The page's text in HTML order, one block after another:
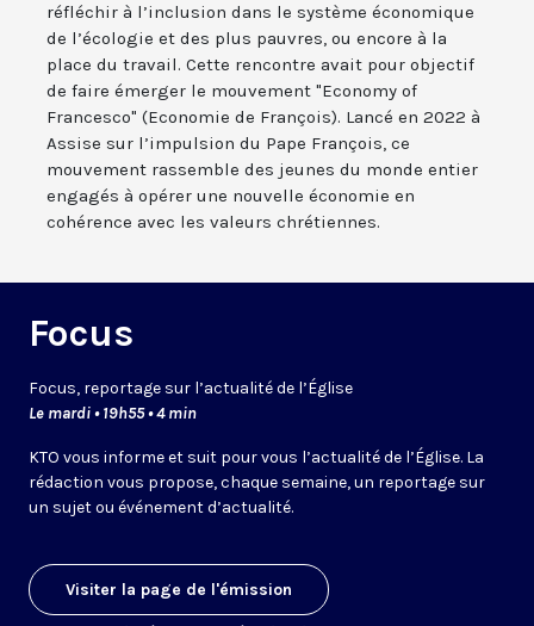
réfléchir à l’inclusion dans le système économique
de l’écologie et des plus pauvres, ou encore à la
place du travail. Cette rencontre avait pour objectif
de faire émerger le mouvement "Economy of
Francesco" (Economie de François). Lancé en 2022 à
Assise sur l’impulsion du Pape François, ce
mouvement rassemble des jeunes du monde entier
engagés à opérer une nouvelle économie en
cohérence avec les valeurs chrétiennes.
Focus
Focus, reportage sur l’actualité de l’Église
Le mardi • 19h55 • 4 min
KTO vous informe et suit pour vous l’actualité de l’Église. La
rédaction vous propose, chaque semaine, un reportage sur
un sujet ou événement d’actualité.
Visiter la page de l'émission